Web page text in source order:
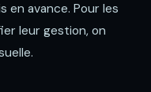
en avance. Pour les
leur gestion, on